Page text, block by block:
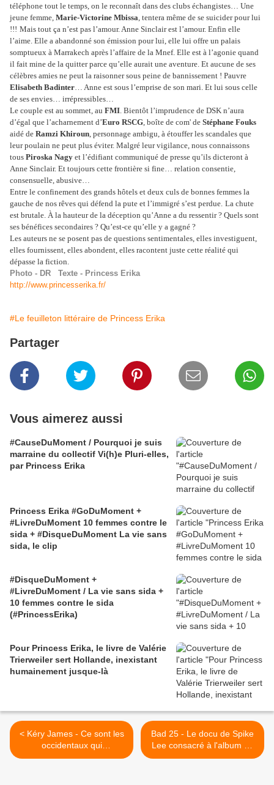
téléphone tout le temps, on le reconnaît dans des clubs échangistes… Une
jeune femme, Marie-Victorine Mbissa, tentera même de se suicider pour lui
!!! Mais tout ça n’est pas l’amour. Anne Sinclair est l’amour. Enfin elle
l’aime. Elle a abandonné son émission pour lui, elle lui offre un palais
somptueux à Marrakech après l’affaire de la Mnef. Elle est à l’agonie quand
il fait mine de la quitter parce qu’elle aurait une aventure. Et aucune de ses
célèbres amies ne peut la raisonner sous peine de bannissement ! Pauvre
Elisabeth Badinter… Anne est sous l’emprise de son mari. Et lui sous celle
de ses envies… irrépressibles…
Le couple est au sommet, au FMI. Bientôt l’imprudence de DSK n’aura
d’égal que l’acharnement d’Euro RSCG, boîte de com' de Stéphane Fouks
aidé de Ramzi Khiroun, personnage ambigu, à étouffer les scandales que
leur poulain ne peut plus éviter. Malgré leur vigilance, nous connaissons
tous Piroska Nagy et l’édifiant communiqué de presse qu’ils dicteront à
Anne Sinclair. Et toujours cette frontière si fine… relation consentie,
consensuelle, abusive…
Entre le confinement des grands hôtels et deux culs de bonnes femmes la
gauche de nos rêves qui défend la pute et l’immigré s’est perdue. La chute
est brutale. À la hauteur de la déception qu’Anne a du ressentir ? Quels sont
ses bénéfices secondaires ? Qu’est-ce qu’elle y a gagné ?
Les auteurs ne se posent pas de questions sentimentales, elles investiguent,
elles fournissent, elles abondent, elles racontent juste cette réalité qui
dépasse la fiction.
Photo - DR Texte - Princess Erika
http://www.princesserika.fr/
#Le feuilleton littéraire de Princess Erika
Partager
Vous aimerez aussi
#CauseDuMoment / Pourquoi je suis
marraine du collectif Vi(h)e Pluri-elles,
par Princess Erika
Princess Erika #GoDuMoment +
#LivreDuMoment 10 femmes contre le
sida + #DisqueDuMoment La vie sans
sida, le clip
#DisqueDuMoment +
#LivreDuMoment / La vie sans sida +
10 femmes contre le sida
(#PrincessErika)
Pour Princess Erika, le livre de Valérie
Trierweiler sert Hollande, inexistant
humainement jusque-là
< Kéry James - Ce sont les
occidentaux qui
déstabilisent la Syrie
Bad 25 - Le docu de Spike
Lee consacré à l'album de
Michael Jackson >